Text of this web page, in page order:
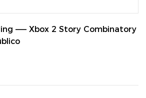
—— Xbox 2 Story Combinatory